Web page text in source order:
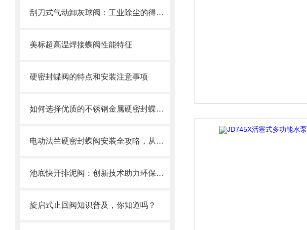
刮刀式气动卸灰球阀：工业除尘的得力助手
美标超高温焊接蝶阀性能特征
硬密封蝶阀的特点和安装注意事项
如何选择优质的不锈钢金属硬密封蝶阀？
电动法兰硬密封蝶阀安装全攻略，从基础到调试的精密指南
池底快开排泥阀：创新技术助力环保产业
旋启式止回阀知识普及，你知道吗？